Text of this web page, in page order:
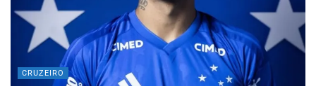
CRUZEIRO